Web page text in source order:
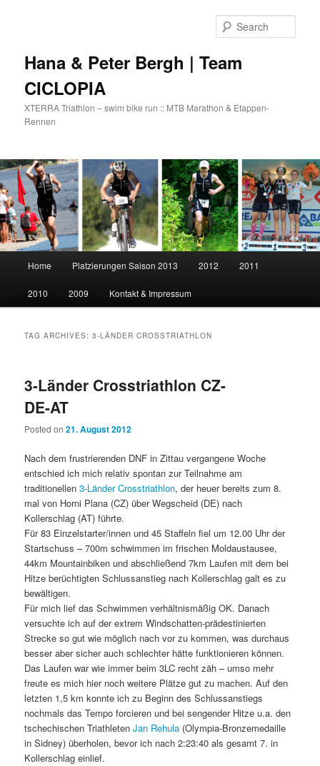
Hana & Peter Bergh | Team
CICLOPIA
XTERRA Triathlon – swim bike run :: MTB Marathon & Etappen-
Rennen
Home Platzierungen Saison 2013 2012 2011
2010 2009 Kontakt & Impressum
TAG ARCHIVES:3-LÄNDER CROSSTRIATHLON
3-Länder Crosstriathlon CZ-
DE-AT
Posted on21. August 2012
Nach dem frustrierenden DNF in Zittau vergangene Woche
entschied ich mich relativ spontan zur Teilnahme am
traditionellen3-Länder Crosstriathlon, der heuer bereits zum 8.
mal von Horni Plana (CZ) über Wegscheid (DE) nach
Kollerschlag (AT) führte.
Für 83 Einzelstarter/innen und 45 Staffeln fiel um 12.00 Uhr der
Startschuss – 700m schwimmen im frischen Moldaustausee,
44km Mountainbiken und abschließend 7km Laufen mit dem bei
Hitze berüchtigten Schlussanstieg nach Kollerschlag galt es zu
bewältigen.
Für mich lief das Schwimmen verhältnismäßig OK. Danach
versuchte ich auf der extrem Windschatten-prädestinierten
Strecke so gut wie möglich nach vor zu kommen, was durchaus
besser aber sicher auch schlechter hätte funktionieren können.
Das Laufen war wie immer beim 3LC recht zäh – umso mehr
freute es mich hier noch weitere Plätze gut zu machen. Auf den
letzten 1,5 km konnte ich zu Beginn des Schlussanstiegs
nochmals das Tempo forcieren und bei sengender Hitze u.a. den
tschechischen TriathletenJan Rehula (Olympia-Bronzemedaille
in Sidney) überholen, bevor ich nach 2:23:40 als gesamt 7. in
Kollerschlag einlief.